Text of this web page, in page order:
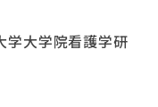
学大学院看護学研